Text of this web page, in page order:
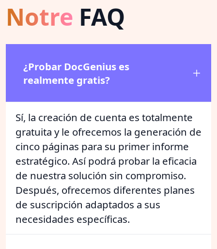
Notre FAQ
¿Probar DocGenius es
realmente gratis?
Sí, la creación de cuenta es totalmente
gratuita y le ofrecemos la generación de
cinco páginas para su primer informe
estratégico. Así podrá probar la eficacia
de nuestra solución sin compromiso.
Después, ofrecemos diferentes planes
de suscripción adaptados a sus
necesidades específicas.